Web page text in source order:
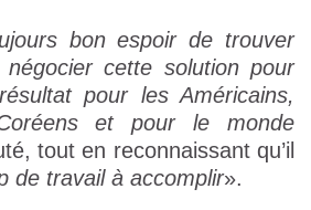
bon espoir de trouver
cette solution pour
pour les Américains,
et pour le monde
tout en reconnaissant qu’il
de travail à accomplir».